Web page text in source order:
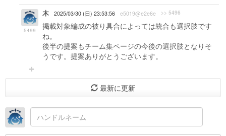
5499
木 2025/03/30 (日) 23:53:56 e5019@e2e6e >> 5496
掲載対象編成の被り具合によっては統合も選択肢です
ね。
後半の提案もチーム集ページの今後の選択肢となりそ
うです。提案ありがとうございます。
最新に更新